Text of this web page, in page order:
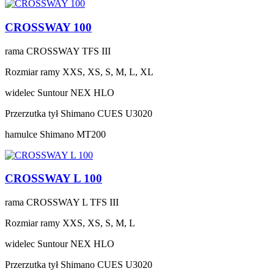
CROSSWAY 100
rama CROSSWAY TFS III
Rozmiar ramy XXS, XS, S, M, L, XL
widelec Suntour NEX HLO
Przerzutka tył Shimano CUES U3020
hamulce Shimano MT200
CROSSWAY L 100
rama CROSSWAY L TFS III
Rozmiar ramy XXS, XS, S, M, L
widelec Suntour NEX HLO
Przerzutka tył Shimano CUES U3020